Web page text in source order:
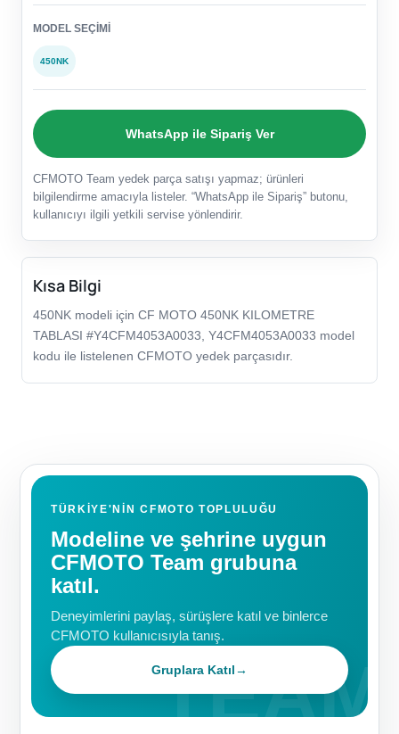
MODEL SEÇIMI
450NK
WhatsApp ile Sipariş Ver
CFMOTO Team yedek parça satışı yapmaz; ürünleri
bilgilendirme amacıyla listeler. “WhatsApp ile Sipariş” butonu,
kullanıcıyı ilgili yetkili servise yönlendirir.
Kısa Bilgi
450NK modeli için CF MOTO 450NK KILOMETRE
TABLASI #Y4CFM4053A0033, Y4CFM4053A0033 model
kodu ile listelenen CFMOTO yedek parçasıdır.
TÜRKIYE'NIN CFMOTO TOPLULUĞU
Modeline ve şehrine uygun
CFMOTO Team grubuna
katıl.
Deneyimlerini paylaş, sürüşlere katıl ve binlerce
CFMOTO kullanıcısıyla tanış.
Gruplara Katıl→